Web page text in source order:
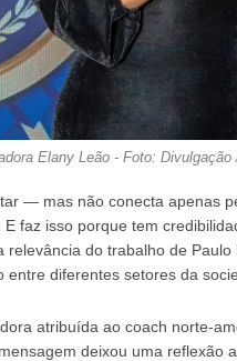
Elany Leão - Foto: Divulgação
— mas não conecta apenas
faz isso porque tem
relevância do trabalho de
diferentes setores da
atribuída ao coach norte-
deixou uma reflexão